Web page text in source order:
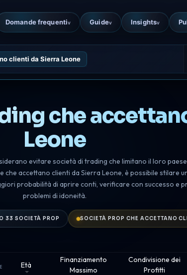
Domande frequentiv Guidev Insightsv
clienti da Sierra Leone
che
Leone
evitare società di trading che limitano il loro
che accettano clienti da Sierra Leone, è possibile stilare
probabilità di aprire conti, verificare con successo e
problemi di idoneità.
33 SOCIETÀ PROP SOCIETÀ PROP CHE ACCETTANO
Età
Finanziamento
Massimo
Condivisione dei
Profitti